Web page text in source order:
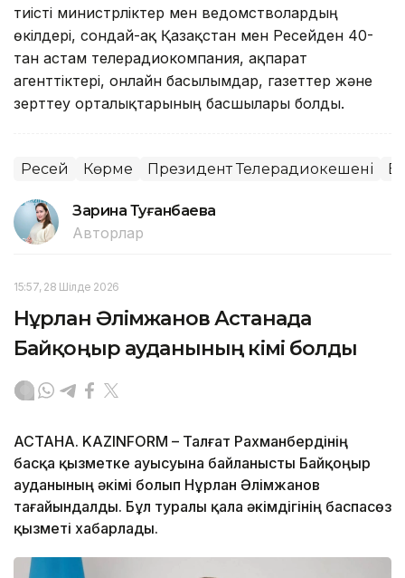
тиісті министрліктер мен ведомстволардың
өкілдері, сондай-ақ Қазақстан мен Ресейден 40-
тан астам телерадиокомпания, ақпарат
агенттіктері, онлайн басылымдар, газеттер және
зерттеу орталықтарының басшылары болды.
Ресей Көрме Президент Телерадиокешені
Зарина Туғанбаева
Авторлар
15:57, 28 Шілде 2026
Нұрлан Әлімжанов Астанада
Байқоңыр ауданының әкімі болды
АСТАНА. KAZINFORM – Талғат Рахманбердінің
басқа қызметке ауысуына байланысты Байқоңыр
ауданының әкімі болып Нұрлан Әлімжанов
тағайындалды. Бұл туралы қала әкімдігінің баспасөз
қызметі хабарлады.